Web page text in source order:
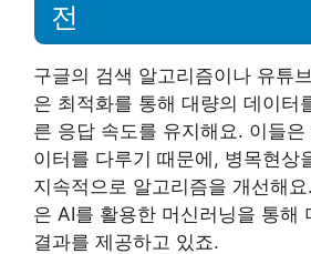
전
구글의 검색 알고리즘이나 유튜
은 최적화를 통해 대량의 데이터
른 응답 속도를 유지해요. 이들은
이터를 다루기 때문에, 병목현상
지속적으로 알고리즘을 개선해
은 AI를 활용한 머신러닝을 통해
결과를 제공하고 있죠.